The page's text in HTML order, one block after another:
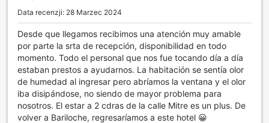
Dodatkowo, hotel oferuje możliwość uprawiania sportów
wodnych, w tym canoe. To idealna opcja dla tych, którzy
pragną odkrywać piękno okolicznych akwenów z innej
perspektywy. Wyprawy canoe pozwalają na relaksujące
chwile na wodzie, a także na podziwianie zapierających
dech w piersiach widoków. Hotel Bariloche By Tierra
Gaucha stawia na aktywność fizyczną i bliskość natury,
tworząc tym samym idealne warunki do wypoczynku i
rekreacji.
Data recenzji: 28 Marzec 2024
Desde que llegamos recibimos una atención muy amable
por parte la srta de recepción, disponibilidad en todo
momento. Todo el personal que nos fue tocando día a día
estaban prestos a ayudarnos. La habitación se sentía olor
de humedad al ingresar pero abríamos la ventana y el olor
iba disipándose, no siendo de mayor problema para
nosotros. El estar a 2 cdras de la calle Mitre es un plus. De
volver a Bariloche, regresaríamos a este hotel 😀